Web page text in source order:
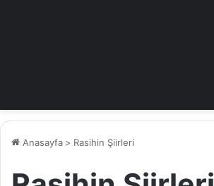
Anasayfa > Rasihin Şiirleri